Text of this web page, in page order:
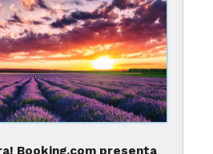
Travel Proud.
Proud es
Booking.com presenta